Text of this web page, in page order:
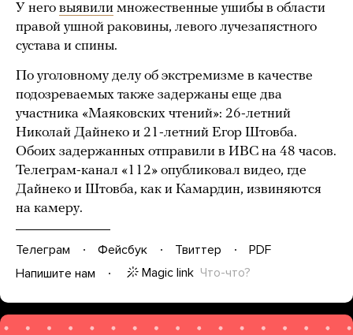
У него выявили множественные ушибы в области
правой ушной раковины, левого лучезапястного
сустава и спины.
По уголовному делу об экстремизме в качестве
подозреваемых также задержаны еще два
участника «Маяковских чтений»: 26-летний
Николай Дайнеко и 21-летний Егор Штовба.
Обоих задержанных отправили в ИВС на 48 часов.
Телеграм-канал «112» опубликовал видео, где
Дайнеко и Штовба, как и Камардин, извиняются
на камеру.
Телеграм Фейсбук Твиттер
PDF
Напишите нам
Magic link Что-что?